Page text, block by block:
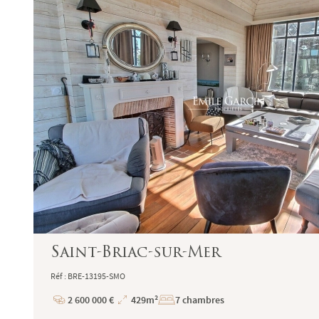
Saint-Briac-sur-Mer
Réf : BRE-13195-SMO
Prix
2 600 000 €
Superficie
429m² 7 chambres
Garantie financière auprès de Q.B.E Europe
Honoraires de négociation : 6 % TTC (5 % +
charge de l'acquéreur (sauf conventions
Le médiateur compétent en cas de litige
direct au formulaire de réclamation en
Aix-en-Provence - Haute-Provence
1 rue du 4 septembre - 13100 Aix-en-
Tel : +33 (0)4 42 54 52 27 -
Succursale de: SARL EMILE GARCIN
provence@emilegarcin.com
Siret : 483 630 372 00033 - Code APE : 6831Z